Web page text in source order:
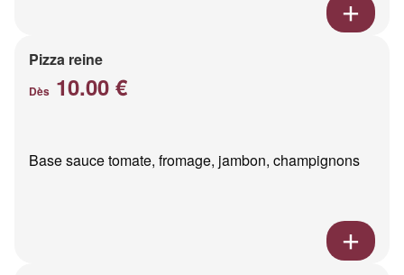
Pizza reine
Dès 10.00 €
Base sauce tomate, fromage, jambon, champignons